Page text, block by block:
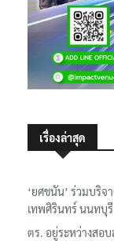
เรื่องล่าสุด
‘ยศชนัน’ ร่วมบริจ
เทพศิรินทร์ นนทบุรี
ตร. อยู่ระหว่างสอบ